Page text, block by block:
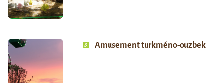
Amusement turkméno-ouzbek